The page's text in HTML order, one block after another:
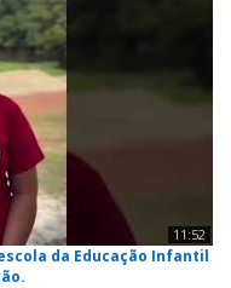
11:52
da Educação Infantil